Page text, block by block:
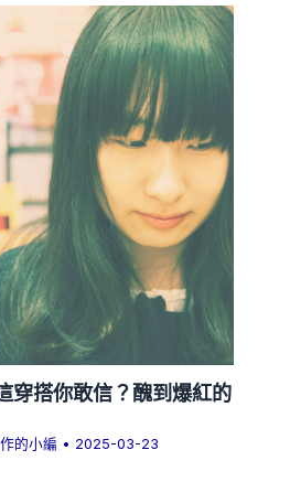
穿搭你敢信？醜到爆紅的
的小編 • 2025-03-23